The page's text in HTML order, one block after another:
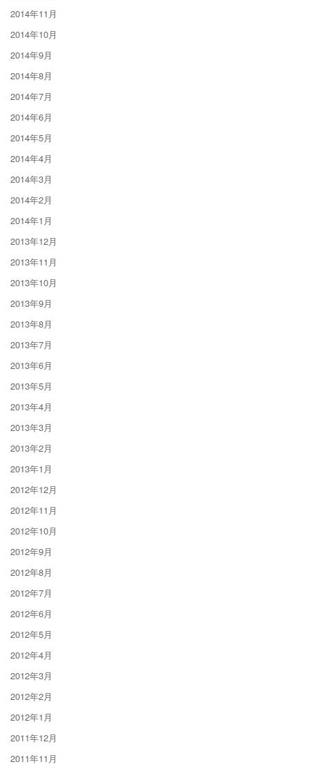
2014年11月
2014年10月
2014年9月
2014年8月
2014年7月
2014年6月
2014年5月
2014年4月
2014年3月
2014年2月
2014年1月
2013年12月
2013年11月
2013年10月
2013年9月
2013年8月
2013年7月
2013年6月
2013年5月
2013年4月
2013年3月
2013年2月
2013年1月
2012年12月
2012年11月
2012年10月
2012年9月
2012年8月
2012年7月
2012年6月
2012年5月
2012年4月
2012年3月
2012年2月
2012年1月
2011年12月
2011年11月